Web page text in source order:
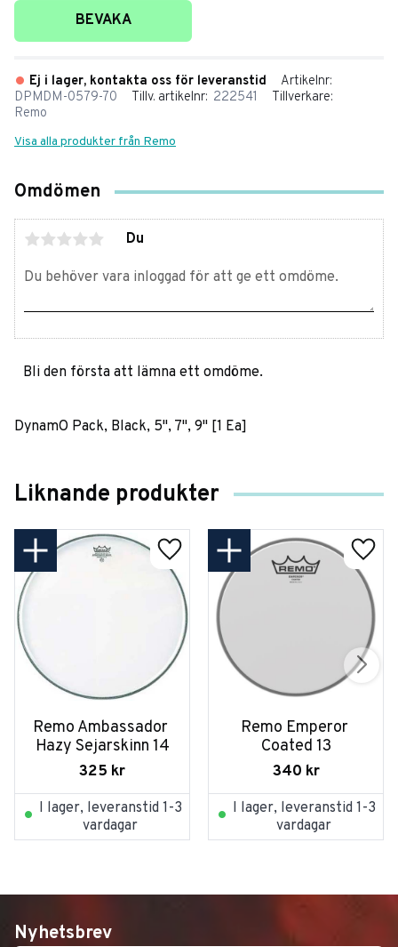
Lägg till i favoriter
BEVAKA
Ej i lager, kontakta oss för leveranstid
Artikelnr
DPMDM-0579-70
Tillv. artikelnr 222541
Tillverkare
Remo
Visa alla produkter från Remo
Omdömen
Du
Bli den första att lämna ett omdöme.
DynamO Pack, Black, 5", 7", 9" [1 Ea]
Liknande produkter
Remo Ambassador
Hazy Sejarskinn 14
325 kr
I lager, leveranstid 1-3
vardagar
Remo Emperor
Coated 13
340 kr
I lager, leveranstid 1-3
vardagar
Nyhetsbrev